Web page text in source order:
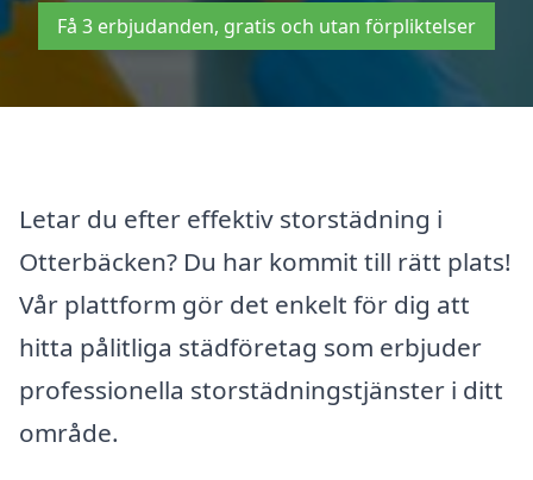
Få 3 erbjudanden, gratis och utan förpliktelser
Letar du efter effektiv storstädning i
Otterbäcken? Du har kommit till rätt plats!
Vår plattform gör det enkelt för dig att
hitta pålitliga städföretag som erbjuder
professionella storstädningstjänster i ditt
område.